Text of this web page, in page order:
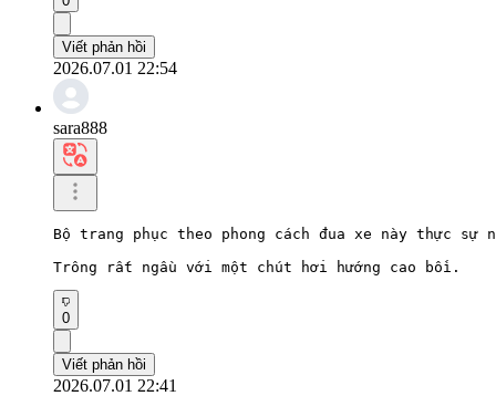
Viết phản hồi
2026.07.01 22:54
sara888
Bộ trang phục theo phong cách đua xe này thực sự
Trông rất ngầu với một chút hơi hướng cao bồi.
0
Viết phản hồi
2026.07.01 22:41